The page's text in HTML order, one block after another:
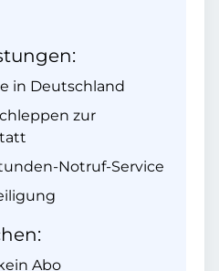
in Deutschland
zur
Notruf-Service
Abo